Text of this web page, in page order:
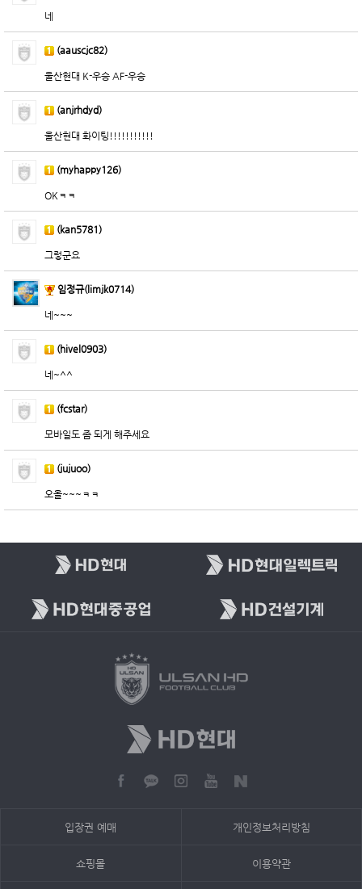
네
(aauscjc82)
울산현대 K-우승 AF-우승
(anjrhdyd)
울산현대 화이팅!!!!!!!!!!!
(myhappy126)
OKㅋㅋ
(kan5781)
그렇군요
임정규(limjk0714)
네~~~
(hivel0903)
네~^^
(fcstar)
모바일도 좀 되게 해주세요
(jujuoo)
오올~~~ㅋㅋ
입장권 예매 개인정보처리방침
쇼핑몰 이용약관